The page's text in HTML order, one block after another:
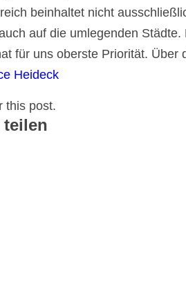
beinhaltet nicht
auf die umlegenden
für uns oberste Priorität. Über
Heideck
this post.
teilen